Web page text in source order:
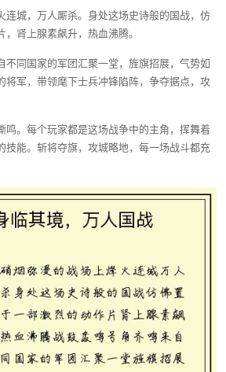
连城，万人厮杀。身处这场史诗般的国战，仿
肾上腺素飙升，热血沸腾。
不同国家的军团汇聚一堂，旌旗招展，气势如
将军，带领麾下士兵冲锋陷阵，争夺据点，攻
鸣。每个玩家都是这场战争中的主角，挥舞着
技能。斩将夺旗，攻城略地，每一场战斗都充